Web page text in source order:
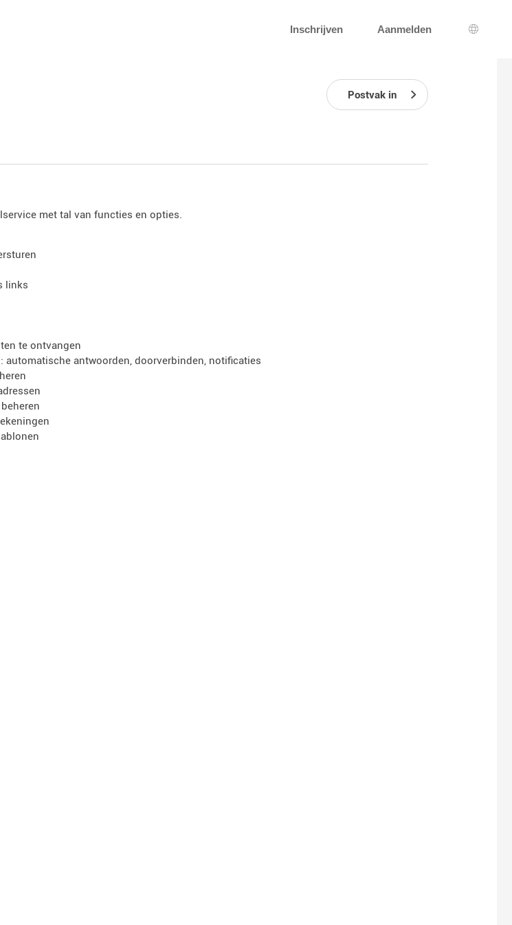
Inschrijven Aanmelden
Taal
Postvak in
met tal van functies en opties.
links
te ontvangen
automatische antwoorden, doorverbinden, notificaties